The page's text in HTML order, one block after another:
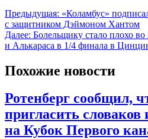
Предыдущая: «Коламбус»
с защитником Дэймоном Хантом
Далее: Болельщику стало плохо во
и Алькараса в 1/4 финала в
Похожие новости
Ротенберг сообщил,
пригласить словаков
на Кубок Первого